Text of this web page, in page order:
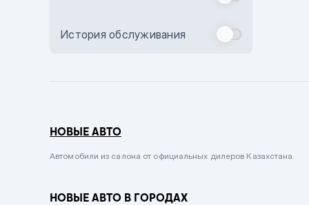
Комбинированный
Сиреневый металлик
Вишневый
История обслуживания
НОВЫЕ АВТО
Автомобили из салона от официальных дилеров Казахстана.
НОВЫЕ АВТО В ГОРОДАХ